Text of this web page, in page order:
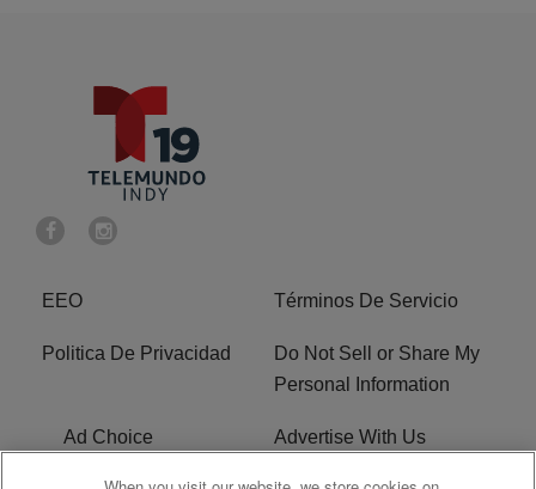
EEO Términos De Servicio
Politica De Privacidad
Do Not Sell or Share My
Personal Information
Ad Choice Advertise With Us